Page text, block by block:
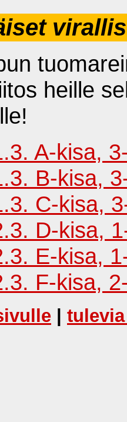
heille
A-kisa,
B-kisa,
C-kisa,
D-kisa,
E-kisa,
F-kisa,